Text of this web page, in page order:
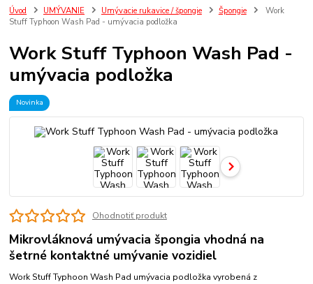
Úvod UMÝVANIE Umývacie rukavice / špongie Špongie
Work
Stuff Typhoon Wash Pad - umývacia podložka
Work Stuff Typhoon Wash Pad -
umývacia podložka
Novinka
Ohodnotiť produkt
Mikrovláknová umývacia špongia vhodná na
šetrné kontaktné umývanie vozidiel
Work Stuff Typhoon Wash Pad umývacia podložka vyrobená z